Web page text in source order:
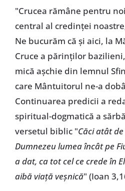
"Crucea rămâne pentru
central al credinței
Ne bucurăm că și aici, la
Cruce a părinților
mică așchie din lemnul
care Mântuitorul ne-a
Continuarea predicii a
spiritual-dogmatică a
versetul biblic "Căci atât
Dumnezeu lumea încât pe
a dat, ca tot cel ce crede în
aibă viață veșnică" (Ioan